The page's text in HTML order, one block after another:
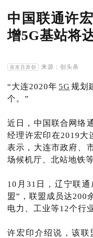
中国联通许
增5G基站将
首发且原创 来源：创头条
“大连2020年 5G 规划
个。”
近日，中国联合网络
经理许宏印在2019大
表示，大连市政府、
场候机厅、北站地铁
10月31日，辽宁联
盟”，联盟成员达200
电力、工业等12个行业
许宏印介绍说，该